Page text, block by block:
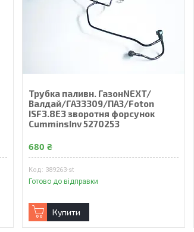
Трубка паливн. ГазонNEXT/
Валдай/ГАЗ3309/ПАЗ/Foton
ISF3.8E3 зворотня форсунок
CumminsInv 5270253
680 ₴
389263-st
Готово до відправки
Купити